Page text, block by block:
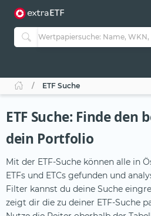
ETF Suche
ETF Suche: Finde den
dein Portfolio
Mit der ETF-Suche können alle in
ETFs und ETCs gefunden und
Filter kannst du deine Suche
zeigt dir die zu deiner ETF-Suche